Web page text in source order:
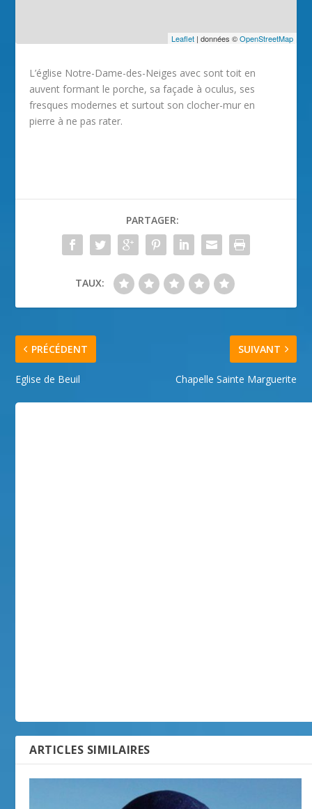
Leaflet| données ©OpenStreetMap
L’église Notre-Dame-des-Neiges avec sont toit en
auvent formant le porche, sa façade à oculus, ses
fresques modernes et surtout son clocher-mur en
pierre à ne pas rater.
PARTAGER:
TAUX:
PRÉCÉDENT
Eglise de Beuil
SUIVANT
Chapelle Sainte Marguerite
ARTICLES SIMILAIRES